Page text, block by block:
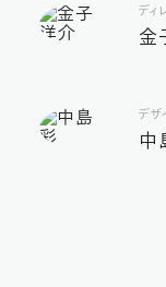
ディ
金
デザ
中